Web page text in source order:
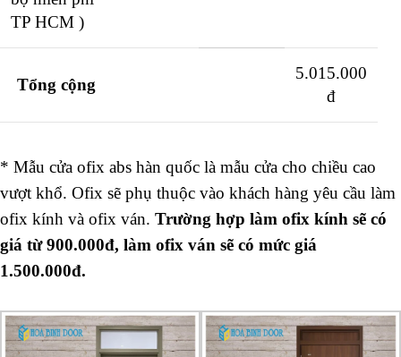
TP HCM )
Tổng cộng
5.015.000
đ
* Mẫu cửa ofix abs hàn quốc là mẫu cửa cho chiều cao
vượt khổ. Ofix sẽ phụ thuộc vào khách hàng yêu cầu làm
ofix kính và ofix ván. Trường hợp làm ofix kính sẽ có
giá từ 900.000đ, làm ofix ván sẽ có mức giá
1.500.000đ.